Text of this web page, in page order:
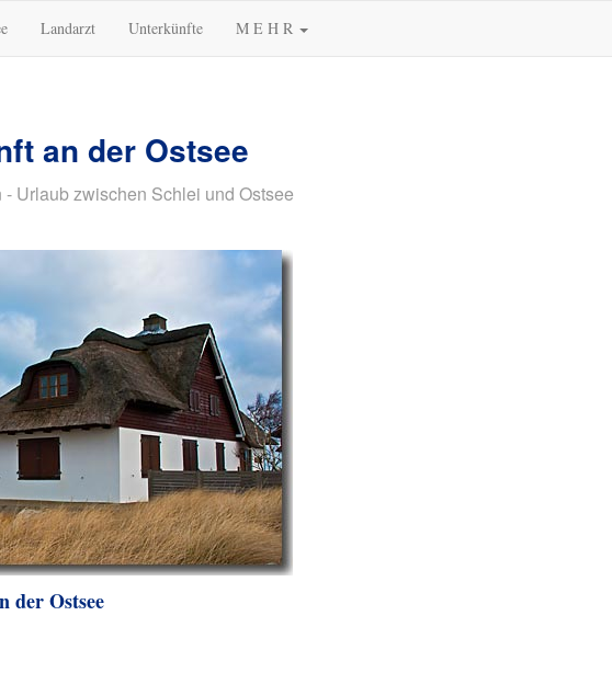
Landarzt Unterkünfte M E H R
an der Ostsee
Urlaub zwischen Schlei und Ostsee
der Ostsee